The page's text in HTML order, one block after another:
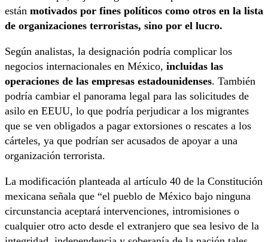
están motivados por fines políticos como otros en la lista
de organizaciones terroristas, sino por el lucro.
Según analistas, la designación podría complicar los
negocios internacionales en México, incluidas las
operaciones de las empresas estadounidenses. También
podría cambiar el panorama legal para las solicitudes de
asilo en EEUU, lo que podría perjudicar a los migrantes
que se ven obligados a pagar extorsiones o rescates a los
cárteles, ya que podrían ser acusados de apoyar a una
organización terrorista.
La modificación planteada al artículo 40 de la Constitución
mexicana señala que “el pueblo de México bajo ninguna
circunstancia aceptará intervenciones, intromisiones o
cualquier otro acto desde el extranjero que sea lesivo de la